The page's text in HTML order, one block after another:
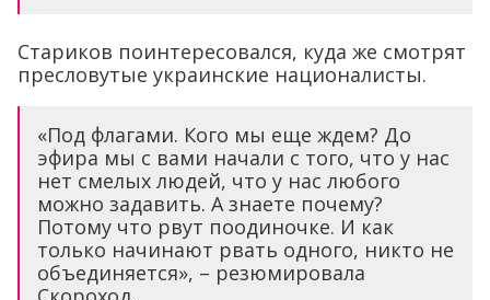
Стариков поинтересовался, куда же смотрят
пресловутые украинские националисты.
«Под флагами. Кого мы еще ждем? До
эфира мы с вами начали с того, что у нас
нет смелых людей, что у нас любого
можно задавить. А знаете почему?
Потому что рвут поодиночке. И как
только начинают рвать одного, никто не
объединяется», – резюмировала